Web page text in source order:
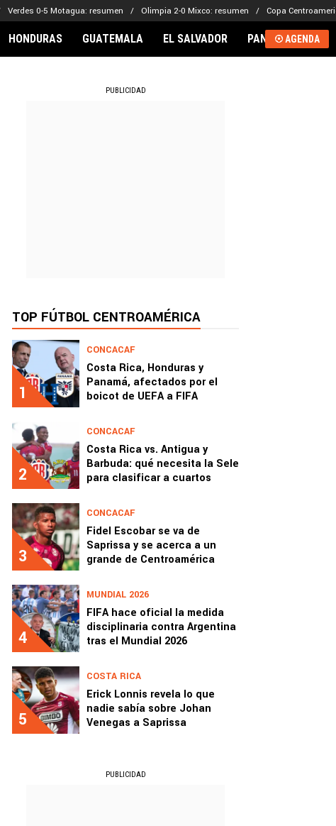
Verdes 0-5 Motagua: resumen Olimpia 2-0 Mixco: resumen Copa
HONDURAS GUATEMALA EL SALVADOR PANAMÁAGENDA
PUBLICIDAD
TOP FÚTBOL CENTROAMÉRICA
1
CONCACAF
Costa Rica, Honduras y
Panamá, afectados por el
boicot de UEFA a FIFA
2
CONCACAF
Costa Rica vs. Antigua y
Barbuda: qué necesita la Sele
para clasificar a cuartos
3
CONCACAF
Fidel Escobar se va de
Saprissa y se acerca a un
grande de Centroamérica
4
MUNDIAL 2026
FIFA hace oficial la medida
disciplinaria contra Argentina
tras el Mundial 2026
5
COSTA RICA
Erick Lonnis revela lo que
nadie sabía sobre Johan
Venegas a Saprissa
PUBLICIDAD